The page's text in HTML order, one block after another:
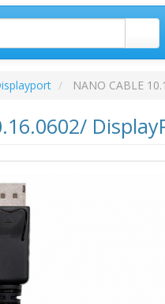
NANO CABLE